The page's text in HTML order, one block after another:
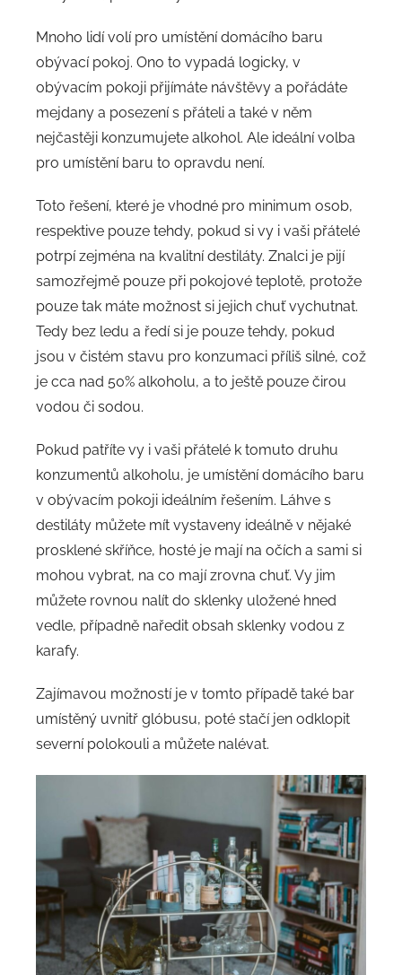
Mnoho lidí volí pro umístění domácího baru
obývací pokoj. Ono to vypadá logicky, v
obývacím pokoji přijímáte návštěvy a pořádáte
mejdany a posezení s přáteli a také v něm
nejčastěji konzumujete alkohol. Ale ideální volba
pro umístění baru to opravdu není.
Toto řešení, které je vhodné pro minimum osob,
respektive pouze tehdy, pokud si vy i vaši přátelé
potrpí zejména na kvalitní destiláty. Znalci je pijí
samozřejmě pouze při pokojové teplotě, protože
pouze tak máte možnost si jejich chuť vychutnat.
Tedy bez ledu a ředí si je pouze tehdy, pokud
jsou v čistém stavu pro konzumaci příliš silné, což
je cca nad 50% alkoholu, a to ještě pouze čirou
vodou či sodou.
Pokud patříte vy i vaši přátelé k tomuto druhu
konzumentů alkoholu, je umístění domácího baru
v obývacím pokoji ideálním řešením. Láhve s
destiláty můžete mít vystaveny ideálně v nějaké
prosklené skříňce, hosté je mají na očích a sami si
mohou vybrat, na co mají zrovna chuť. Vy jim
můžete rovnou nalít do sklenky uložené hned
vedle, případně naředit obsah sklenky vodou z
karafy.
Zajímavou možností je v tomto případě také bar
umístěný uvnitř glóbusu, poté stačí jen odklopit
severní polokouli a můžete nalévat.